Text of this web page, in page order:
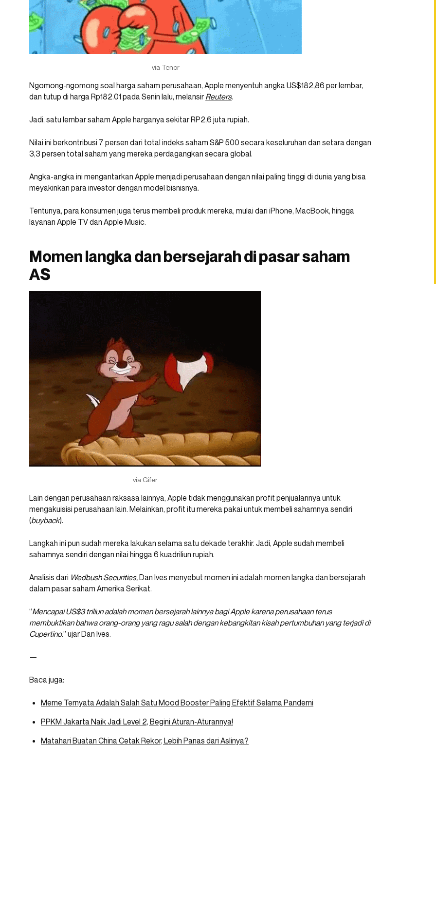
via Tenor
Ngomong-ngomong soal harga saham perusahaan, Apple menyentuh angka US$182,86 per lembar,
dan tutup di harga Rp182.01 pada Senin lalu, melansir Reuters.
Jadi, satu lembar saham Apple harganya sekitar RP2,6 juta rupiah.
Nilai ini berkontribusi 7 persen dari total indeks saham S&P 500 secara keseluruhan dan setara dengan
3,3 persen total saham yang mereka perdagangkan secara global.
Angka-angka ini mengantarkan Apple menjadi perusahaan dengan nilai paling tinggi di dunia yang bisa
meyakinkan para investor dengan model bisnisnya.
Tentunya, para konsumen juga terus membeli produk mereka, mulai dari iPhone, MacBook, hingga
layanan Apple TV dan Apple Music.
Momen langka dan bersejarah di pasar saham
AS
via Gifer
Lain dengan perusahaan raksasa lainnya, Apple tidak menggunakan profit penjualannya untuk
mengakuisisi perusahaan lain. Melainkan, profit itu mereka pakai untuk membeli sahamnya sendiri
(buyback).
Langkah ini pun sudah mereka lakukan selama satu dekade terakhir. Jadi, Apple sudah membeli
sahamnya sendiri dengan nilai hingga 6 kuadriliun rupiah.
Analisis dari Wedbush Securities,Dan Ives menyebut momen ini adalah momen langka dan bersejarah
dalam pasar saham Amerika Serikat.
“Mencapai US$3 triliun adalah momen bersejarah lainnya bagi Apple karena perusahaan terus
membuktikan bahwa orang-orang yang ragu salah dengan kebangkitan kisah pertumbuhan yang terjadi di
Cupertino.” ujar Dan Ives.
—
Baca juga:
Meme Ternyata Adalah Salah Satu Mood Booster Paling Efektif Selama Pandemi
PPKM Jakarta Naik Jadi Level 2, Begini Aturan-Aturannya!
Matahari Buatan China Cetak Rekor, Lebih Panas dari Aslinya?